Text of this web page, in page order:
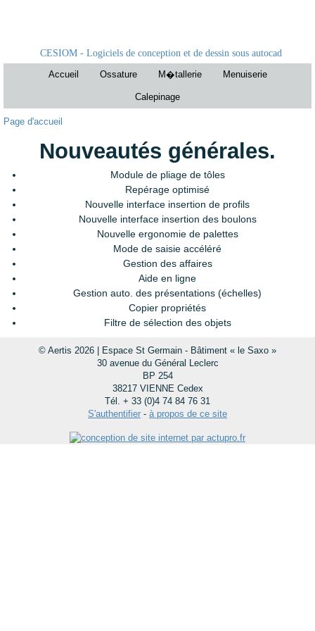
CESIOM - Logiciels de conception et de dessin sous autocad
Accueil Ossature M�tallerie Menuiserie
Calepinage
Page d'accueil
Nouveautés générales.
Module de pliage de tôles
Repérage optimisé
Nouvelle interface insertion de profils
Nouvelle interface insertion des boulons
Nouvelle ergonomie de palettes
Mode de saisie accéléré
Gestion des affaires
Aide en ligne
Gestion auto. des présentations (échelles)
Copier propriétés
Filtre de sélection des objets
© Aertis 2026 | Espace St Germain - Bâtiment « le Saxo »
30 avenue du Général Leclerc
BP 254
38217 VIENNE Cedex
Tél. + 33 (0)4 74 84 76 31
S'authentifier - à propos de ce site